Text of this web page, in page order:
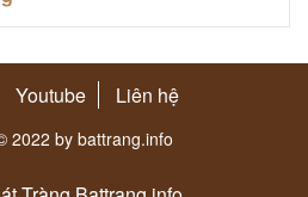
Youtube Liên hệ
2022 by battrang.info